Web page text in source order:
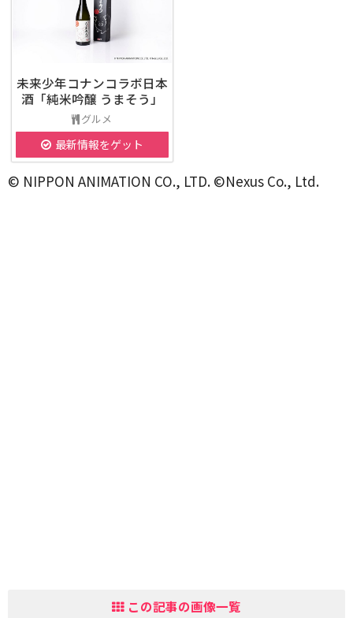
未来少年コナンコラボ日本
酒「純米吟醸 うまそう」
グルメ
最新情報をゲット
© NIPPON ANIMATION CO., LTD. ©Nexus Co., Ltd.
この記事の画像一覧